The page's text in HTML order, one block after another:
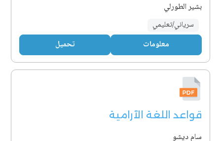
بشير الطورلي
سرياني/تعليمي
معلومات تحميل
قواعد اللغة الآرامية
سام ديشو